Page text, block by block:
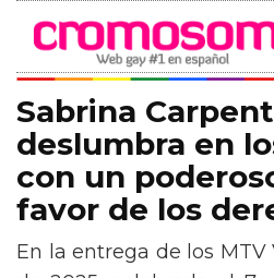
Sabrina
deslumbra en
con un
favor de los
En la entrega de los